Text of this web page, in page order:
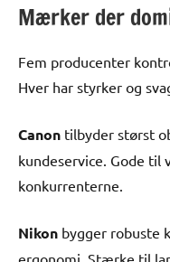
Mærker der
Fem producenter
Hver har styrker og
Canon tilbyder størst
kundeservice. Gode til
konkurrenterne.
Nikon bygger robuste
ergonomi. Stærke til